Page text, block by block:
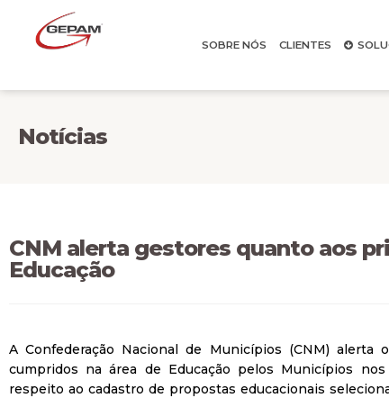
SOBRE NÓS CLIENTES
Notícias
CNM alerta gestores quanto aos
Educação
A Confederação Nacional de Municípios (CNM) alerta
cumpridos na área de Educação pelos Municípios
respeito ao cadastro de propostas educacionais